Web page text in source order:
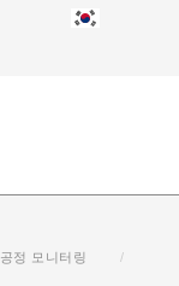
공정 모니터링 /